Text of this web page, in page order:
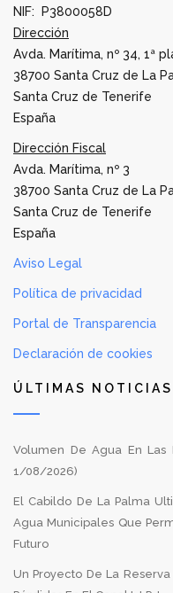
NIF: P3800058D
Dirección
Avda. Marítima, nº 34, 1ª
38700 Santa Cruz de La
Santa Cruz de Tenerife
España
Dirección Fiscal
Avda. Marítima, nº 3
38700 Santa Cruz de La
Santa Cruz de Tenerife
España
Aviso Legal
Política de privacidad
Portal de Transparencia
Declaración de cookies
ÚLTIMAS NOTICIAS
Volumen De Agua En Las
1/08/2026)
El Cabildo De La Palma
Agua Municipales Que
Futuro
Un Proyecto De La